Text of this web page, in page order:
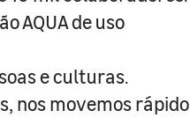
AQUA de uso
e culturas.
nos movemos rápido